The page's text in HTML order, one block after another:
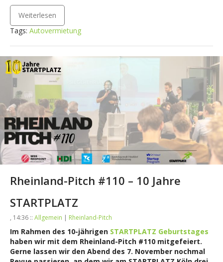
Weiterlesen
Tags: Autovermietung
Rheinland-Pitch #110 – 10 Jahre
STARTPLATZ
, 14:36 :: Allgemein | Rheinland-Pitch
Im Rahmen des 10-jährigen STARTPLATZ Geburtstages
haben wir mit dem Rheinland-Pitch #110 mitgefeiert.
Gerne lassen wir den Abend des 7. November nochmal